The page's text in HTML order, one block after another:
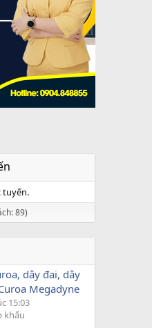
tuyến.
89)
dây đai, dây
Megadyne
15:03
khẩu